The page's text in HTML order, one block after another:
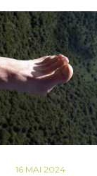
16 MAI 2024